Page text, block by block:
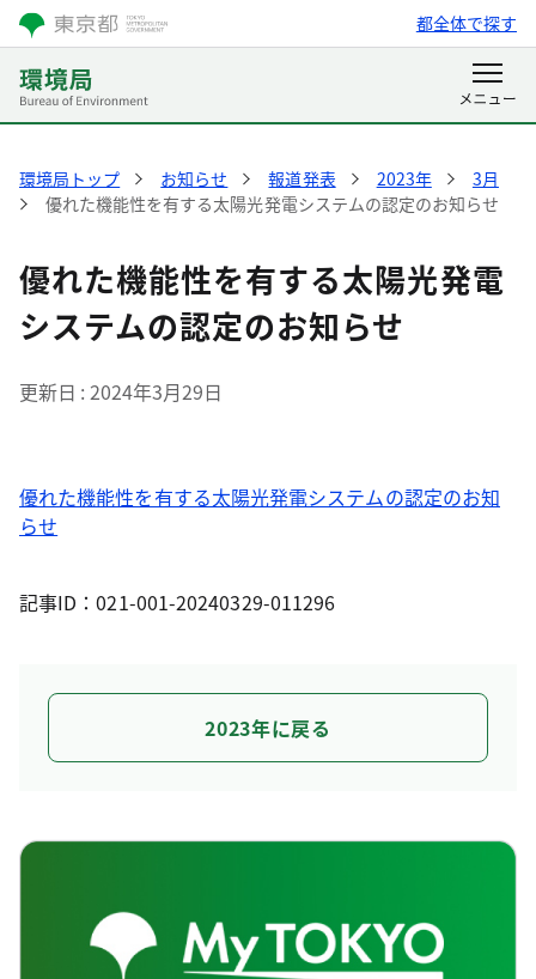
都全体で探す
環境局トップ お知らせ 報道発表 2023年
3月
優れた機能性を有する太陽光発電システムの認定のお知らせ
優れた機能性を有する太陽光発電
システムの認定のお知らせ
更新日 2024年3月29日
優れた機能性を有する太陽光発電システムの認定のお知
らせ
記事ID：021-001-20240329-011296
2023年に戻る